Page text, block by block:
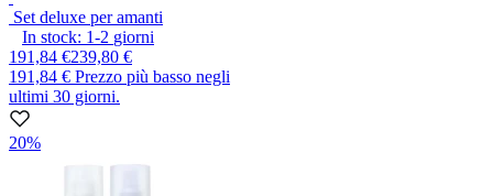
Set deluxe per amanti
In stock: 1-2 giorni
191,84 €239,80 €
191,84 € Prezzo più basso negli
ultimi 30 giorni.
20%